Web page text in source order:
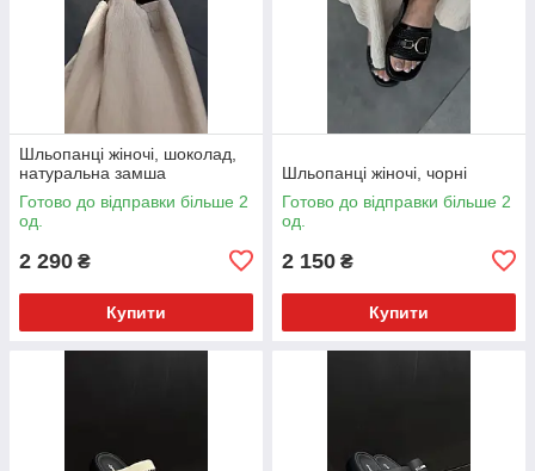
Шльопанці жіночі, шоколад,
натуральна замша
Готово до відправки більше 2
од.
2 290 ₴
Купити
Шльопанці жіночі, чорні
Готово до відправки більше 2
од.
2 150 ₴
Купити